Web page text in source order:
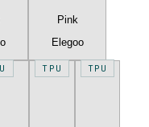
Pink
Elegoo
TPU TPU